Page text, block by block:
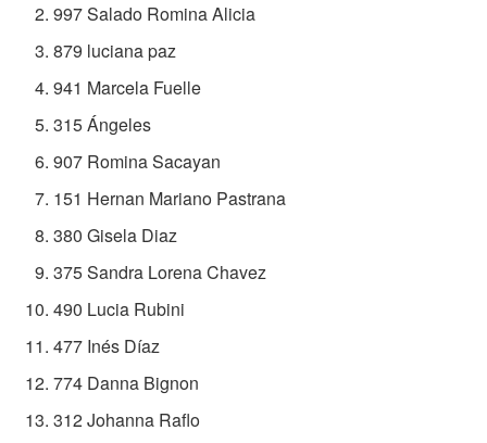
997 Salado Romina Alicia
879 luciana paz
941 Marcela Fuelle
315 Ángeles
907 Romina Sacayan
151 Hernan Mariano Pastrana
380 Gisela Diaz
375 Sandra Lorena Chavez
490 Lucia Rubini
477 Inés Díaz
774 Danna Bignon
312 Johanna Raflo